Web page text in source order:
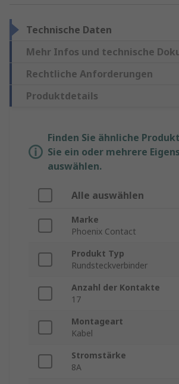
Technische Daten
Mehr Infos und technische
Rechtliche Anforderungen
Produktdetails
Finden Sie ähnliche
Sie ein oder mehrere
auswählen.
Alle auswählen
Marke
Phoenix Contact
Produkt Typ
Rundsteckverbinder
Anzahl der Kontakte
17
Montageart
Kabel
Stromstärke
8A